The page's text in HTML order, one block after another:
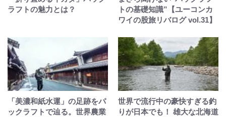
ラフトの魅力とは？
トの基礎知識”【ユーコンカ
ワイの股旅リバログ vol.31】
「美濃和紙水運」の足跡をパ
ックラフトで辿る。世界農業
世界で流行中の豪快すぎる釣
りが日本でも！ 雄大な北海道